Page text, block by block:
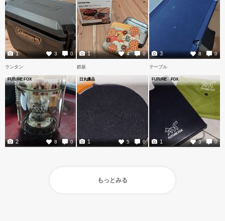
3 0
1 4 0
1 8 0
3
ランタン
FUTURE FOX
8 0
2
鉄板
日丸優品
5 0
1
テーブル
FUTURE FOX
3 0
1
もっとみる